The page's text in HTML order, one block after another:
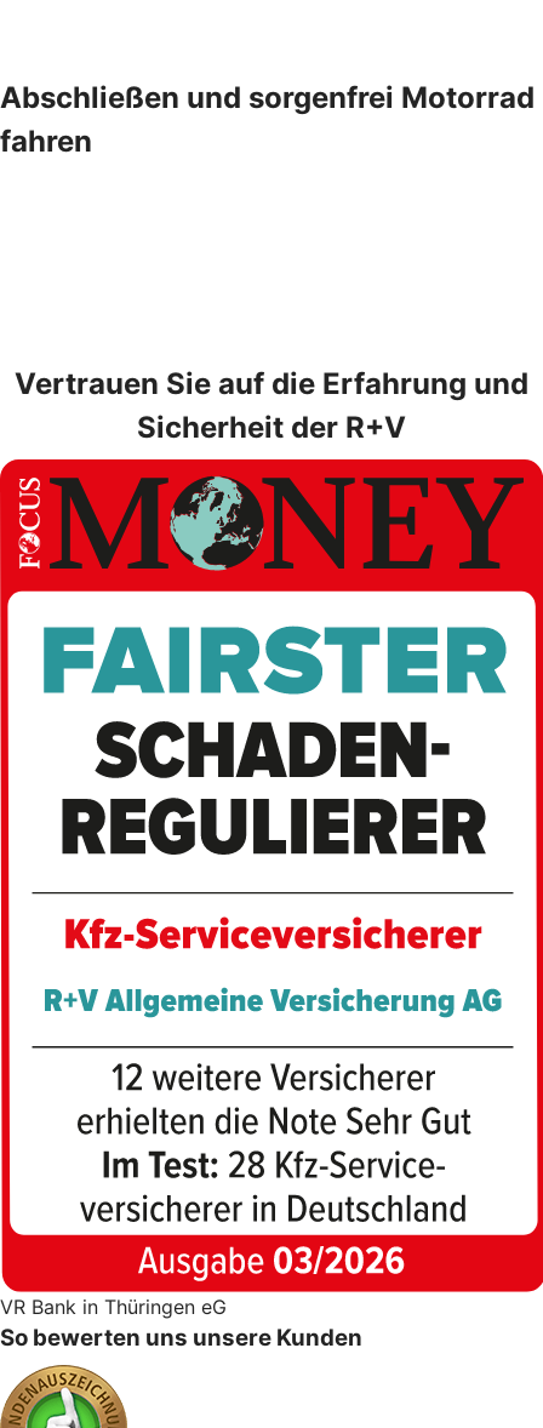
Abschließen und sorgenfrei Motorrad
fahren
Vertrauen Sie auf die Erfahrung und
Sicherheit der R+V
VR Bank in Thüringen eG
So bewerten uns unsere Kunden